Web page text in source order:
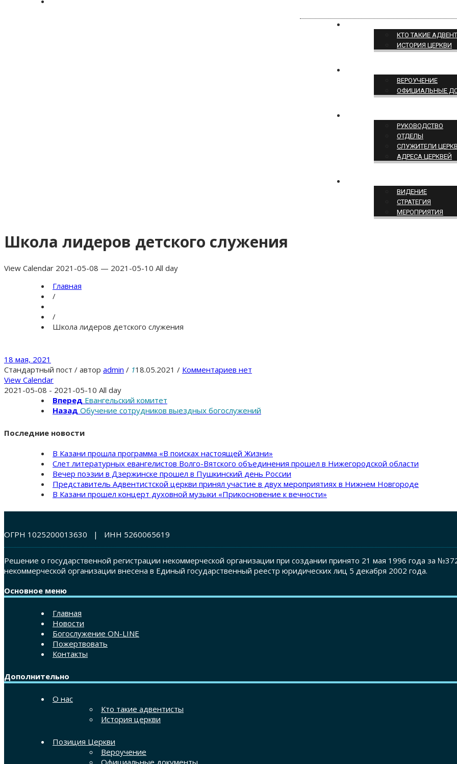
КТО ТАКИЕ
ИСТОРИЯ ЦЕРКВИ
ВЕРОУЧЕНИЕ
ОФИЦИАЛЬНЫЕ
РУКОВОДСТВО
ОТДЕЛЫ
СЛУЖИТЕЛИ
АДРЕСА ЦЕРКВЕЙ
ВИДЕНИЕ
СТРАТЕГИЯ
МЕРОПРИЯТИЯ
Школа лидеров детского служения
View Calendar 2021-05-08 — 2021-05-10 All day
Главная
/
/
Школа лидеров детского служения
18 мая, 2021
Стандартный пост / автор admin / 118.05.2021 / Комментариев нет
View Calendar
2021-05-08 - 2021-05-10 All day
Вперед Евангельский комитет
Назад Обучение сотрудников выездных богослужений
Последние новости
В Казани прошла программа «В поисках настоящей Жизни»
Слет литературных евангелистов Волго-Вятского объединения прошел в Нижегородской области
Вечер поэзии в Дзержинске прошел в Пушкинский день России
Представитель Адвентистской церкви принял участие в двух мероприятиях в Нижнем Новгороде
В Казани прошел концерт духовной музыки «Прикосновение к вечности»
ОГРН 1025200013630 | ИНН 5260065619
Решение о государственной регистрации некоммерческой организации при создании принято 21 мая 1996 года за
некоммерческой организации внесена в Единый государственный реестр юридических лиц 5 декабря 2002 года.
Основное меню
Главная
Новости
Богослужение ON-LINE
Пожертвовать
Контакты
Дополнительно
О нас
Кто такие адвентисты
История церкви
Позиция Церкви
Вероучение